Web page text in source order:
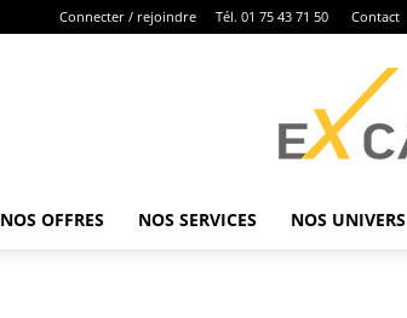
Connecter / rejoindre Tél. 01 75 43 71 50 Contact
NOS OFFRES NOS SERVICES NOS UNIVERS